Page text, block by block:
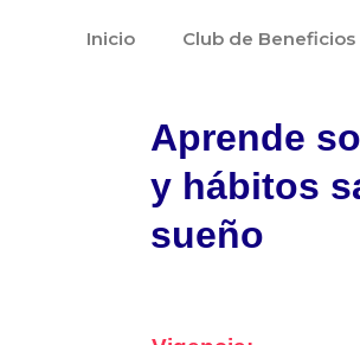
Inicio Club de Beneficios
Aprende
y hábitos
sueño